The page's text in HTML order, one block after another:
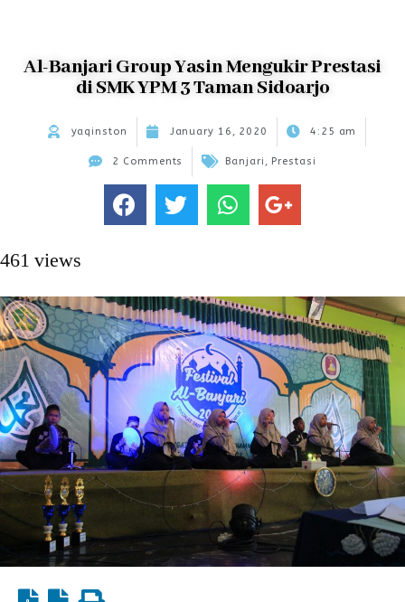
Al-Banjari Group Yasin Mengukir Prestasi
di SMK YPM 3 Taman Sidoarjo
yaqinston January 16, 2020 4:25 am
2 Comments Banjari , Prestasi
461 views